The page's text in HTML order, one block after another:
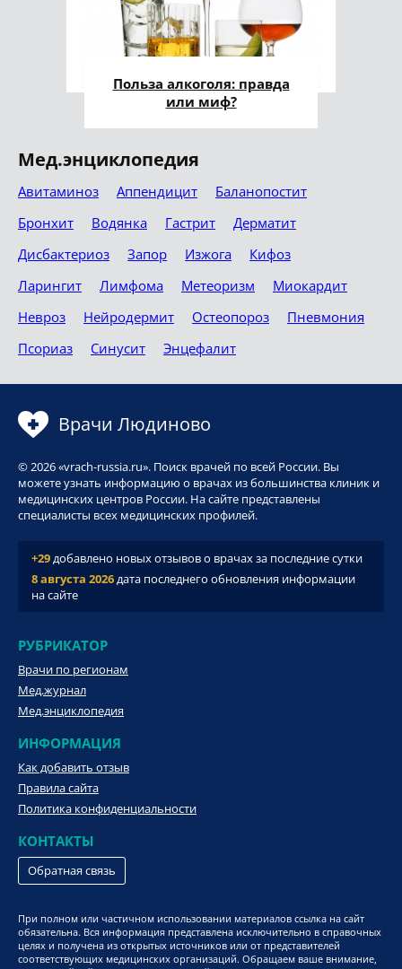
Польза алкоголя: правда
или миф?
Мед.энциклопедия
Авитаминоз Аппендицит
Баланопостит
Бронхит
Водянка Гастрит
Дерматит
Дисбактериоз
Запор Изжога
Кифоз
Ларингит
Лимфома Метеоризм
Миокардит
Невроз
Нейродермит Остеопороз
Пневмония
Псориаз
Синусит Энцефалит
Врачи Людиново
© 2026 «vrach-russia.ru». Поиск врачей по всей России. Вы
можете узнать информацию о врачах из большинства клиник и
медицинских центров России. На сайте представлены
специалисты всех медицинских профилей.
+29добавлено новых отзывов о врачах за последние сутки
8 августа 2026дата последнего обновления информации
на сайте
РУБРИКАТОР
Врачи по регионам
Мед.журнал
Мед.энциклопедия
ИНФОРМАЦИЯ
Как добавить отзыв
Правила сайта
Политика конфиденциальности
КОНТАКТЫ
Обратная связь
При полном или частичном использовании материалов ссылка на сайт
обязательна. Вся информация представлена исключительно в справочных
целях и получена из открытых источников или от представителей
соответствующих медицинских организаций. Обращаем ваше внимание,